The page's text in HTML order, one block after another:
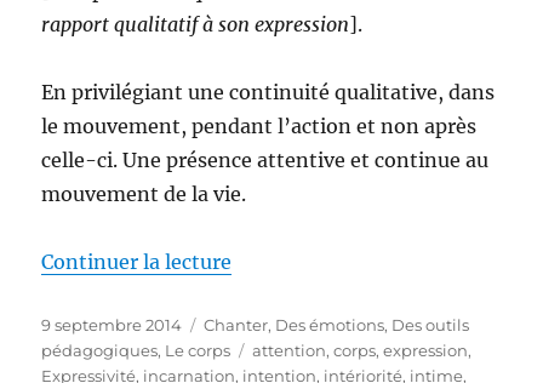
rapport qualitatif à son expression].
En privilégiant une continuité qualitative, dans
le mouvement, pendant l’action et non après
celle-ci. Une présence attentive et continue au
mouvement de la vie.
Continuer la lecture
Publié
le
9 septembre 2014 Catégories
Chanter, Des émotions, Des outils
pédagogiques, Le corps Étiquettes
attention,corps,expression,
Expressivité, incarnation, intention, intériorité, intime,